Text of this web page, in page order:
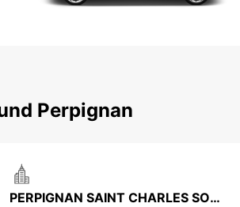
Perpignan
PERPIGNAN SAINT CHARLES SOUTH